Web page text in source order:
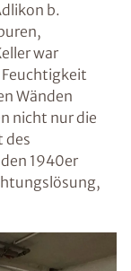
b.
war
Wänden
nicht nur die
des
1940er